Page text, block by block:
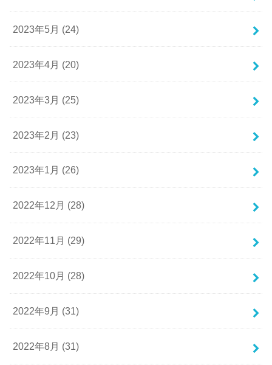
2023年5月 (24)
2023年4月 (20)
2023年3月 (25)
2023年2月 (23)
2023年1月 (26)
2022年12月 (28)
2022年11月 (29)
2022年10月 (28)
2022年9月 (31)
2022年8月 (31)